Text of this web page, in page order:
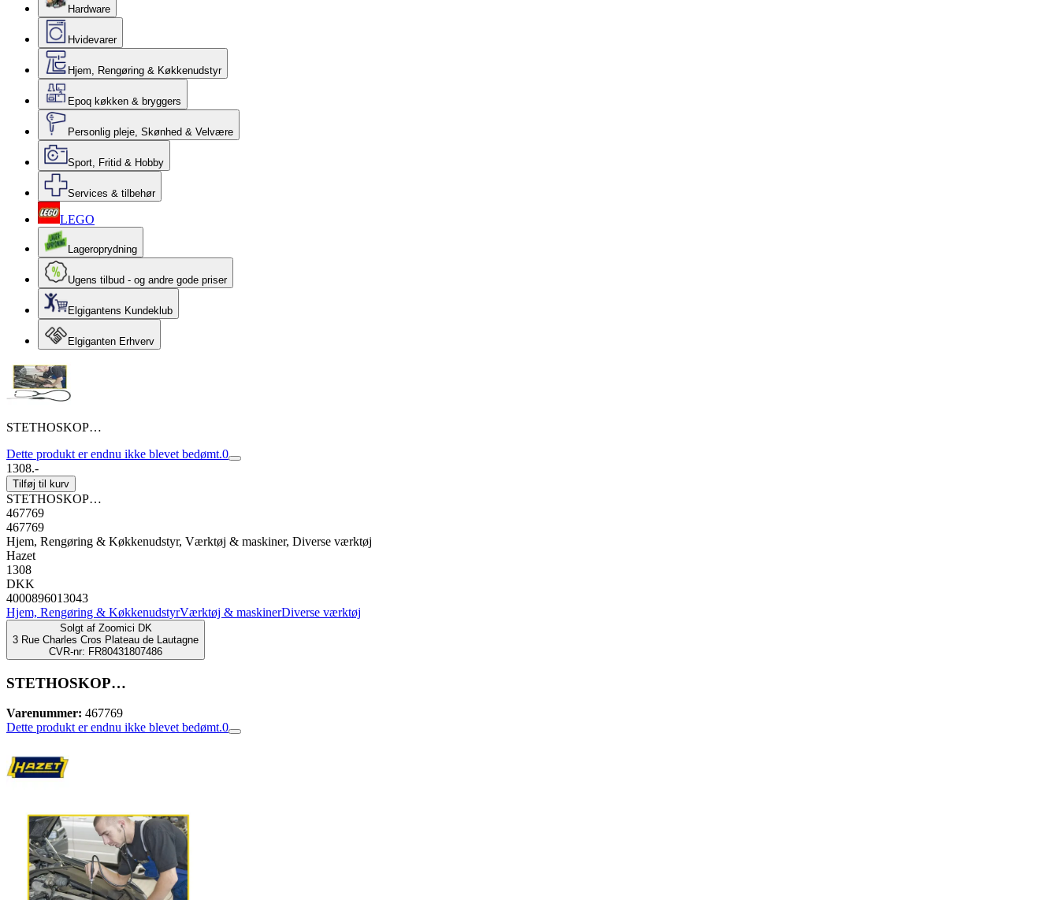
Hardware
Hvidevarer
Hjem, Rengøring & Køkkenudstyr
Epoq køkken & bryggers
Personlig pleje, Skønhed & Velvære
Sport, Fritid & Hobby
Services & tilbehør
LEGO
Lageroprydning
Ugens tilbud - og andre gode priser
Elgigantens Kundeklub
Elgiganten Erhverv
STETHOSKOP…
Dette produkt er endnu ikke blevet bedømt.0
1308.-
Tilføj til kurv
STETHOSKOP…
467769
467769
Hjem, Rengøring & Køkkenudstyr, Værktøj & maskiner, Diverse værktøj
Hazet
1308
DKK
4000896013043
Hjem, Rengøring & KøkkenudstyrVærktøj & maskinerDiverse værktøj
Solgt af Zoomici DK
3 Rue Charles Cros Plateau de Lautagne
CVR-nr: FR80431807486
STETHOSKOP…
Varenummer: 467769
Dette produkt er endnu ikke blevet bedømt.0